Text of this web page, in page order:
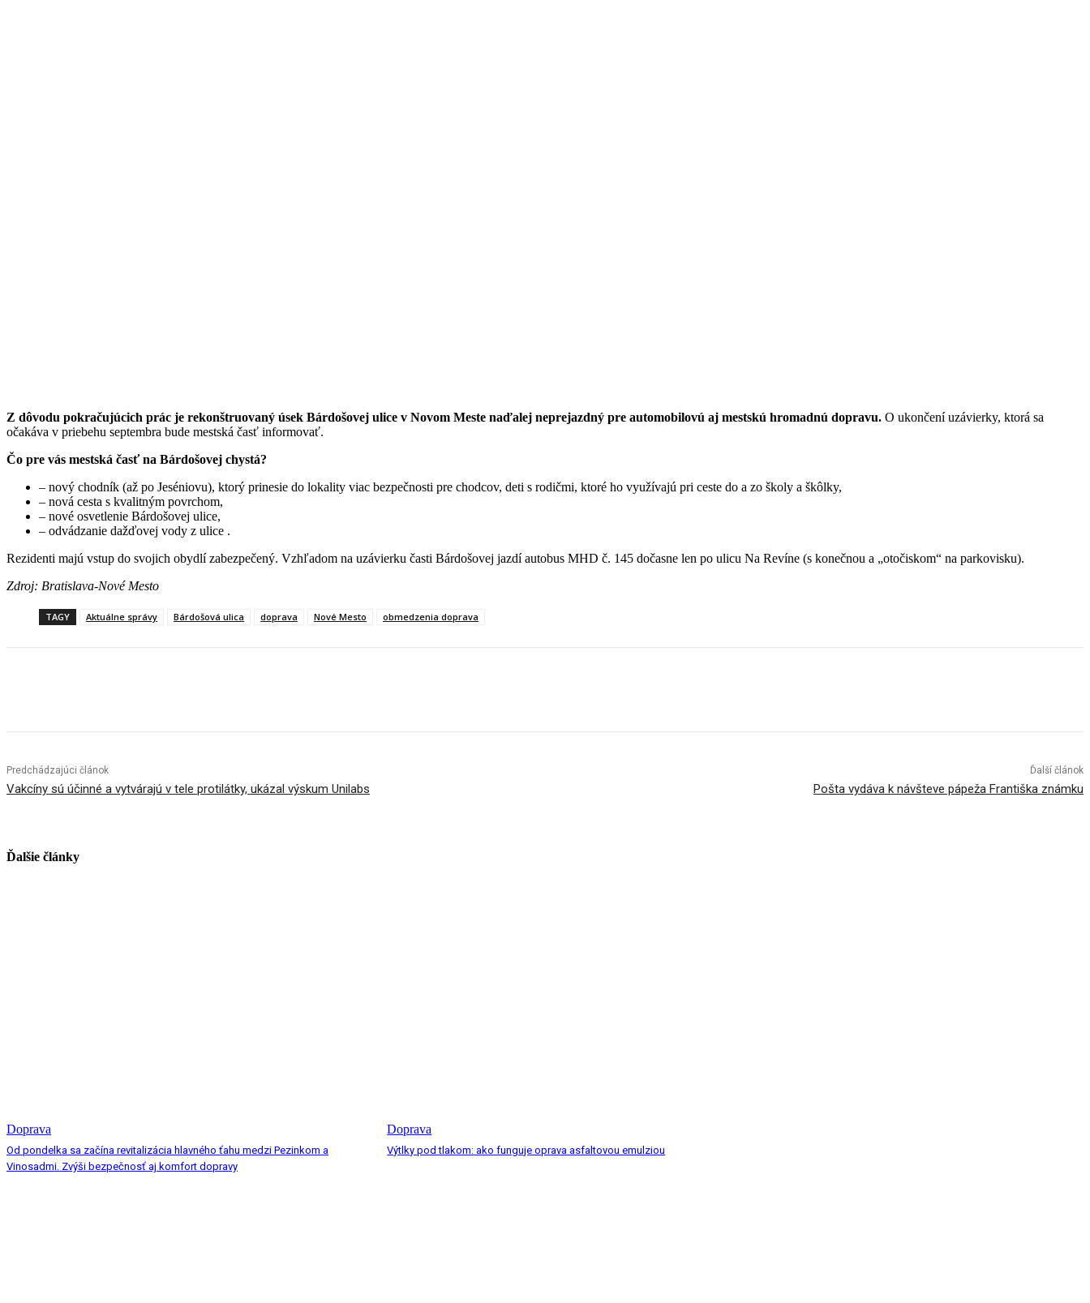
Z dôvodu pokračujúcich prác je rekonštruovaný úsek Bárdošovej ulice v Novom Meste naďalej neprejazdný pre automobilovú aj mestskú hromadnú dopravu. O ukončení uzávierky, ktorá sa
očakáva v priebehu septembra bude mestská časť informovať.
Čo pre vás mestská časť na Bárdošovej chystá?
– nový chodník (až po Jeséniovu), ktorý prinesie do lokality viac bezpečnosti pre chodcov, deti s rodičmi, ktoré ho využívajú pri ceste do a zo školy a škôlky,
– nová cesta s kvalitným povrchom,
– nové osvetlenie Bárdošovej ulice,
– odvádzanie dažďovej vody z ulice .
Rezidenti majú vstup do svojich obydlí zabezpečený. Vzhľadom na uzávierku časti Bárdošovej jazdí autobus MHD č. 145 dočasne len po ulicu Na Revíne (s konečnou a „otočiskom“ na parkovisku).
Zdroj: Bratislava-Nové Mesto
TAGY Aktuálne správy Bárdošová ulica doprava Nové Mesto obmedzenia doprava
Predchádzajúci článok
Vakcíny sú účinné a vytvárajú v tele protilátky, ukázal výskum Unilabs
Ďalší článok
Pošta vydáva k návšteve pápeža Františka známku
Ďalšie články
Doprava
Od pondelka sa začína revitalizácia hlavného ťahu medzi Pezinkom a
Vinosadmi. Zvýši bezpečnosť aj komfort dopravy
Doprava
Výtlky pod tlakom: ako funguje oprava asfaltovou emulziou